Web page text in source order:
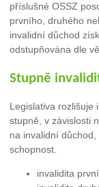
příslušné OSSZ
prvního, druhého
invalidní důchod
odstupňována dle
Stupně
Legislativa rozlišuje
stupně, v závislosti
na invalidní
schopnost.
invalidita